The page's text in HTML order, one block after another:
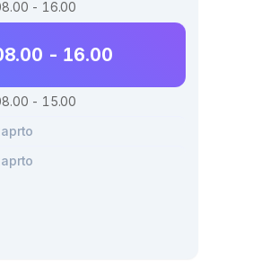
- 16.00
- 16.00
- 15.00